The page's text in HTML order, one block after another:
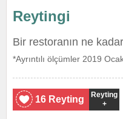
Reytingi
Bir restoranın ne
*Ayrıntılı ölçümler 2019
16 Reyting
Reyting
+